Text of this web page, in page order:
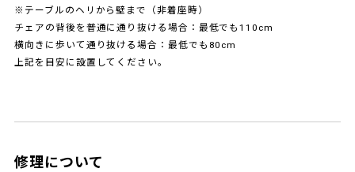
※テーブルのヘリから壁まで（非着座時）
チェアの背後を普通に通り抜ける場合：最低でも110cm
横向きに歩いて通り抜ける場合：最低でも80cm
上記を目安に設置してください。
修理について